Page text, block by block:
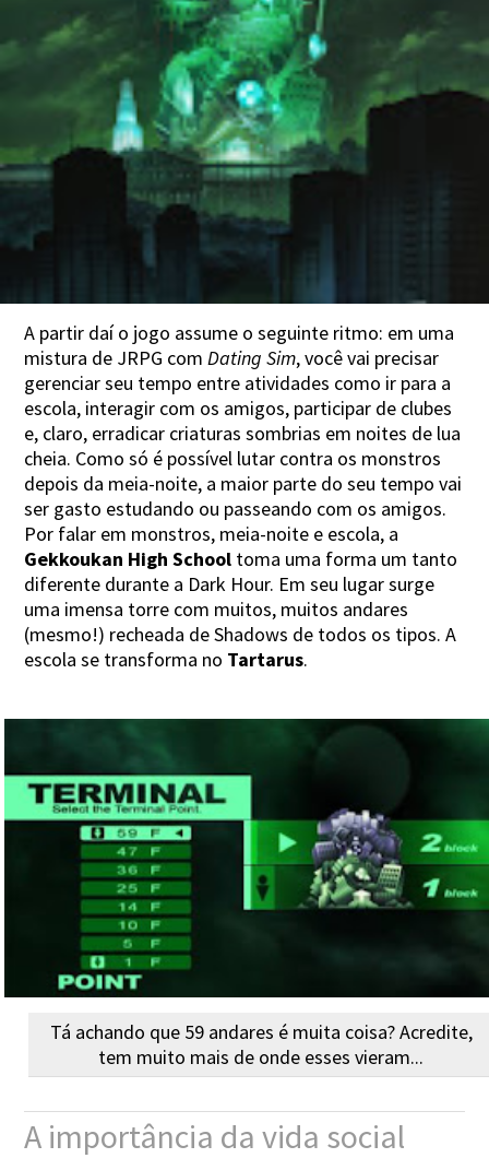
A partir daí o jogo assume o seguinte ritmo: em uma
mistura de JRPG comDating Sim, você vai precisar
gerenciar seu tempo entre atividades como ir para a
escola, interagir com os amigos, participar de clubes
e, claro, erradicar criaturas sombrias em noites de lua
cheia. Como só é possível lutar contra os monstros
depois da meia-noite, a maior parte do seu tempo vai
ser gasto estudando ou passeando com os amigos.
Por falar em monstros, meia-noite e escola, a
Gekkoukan High School toma uma forma um tanto
diferente durante a Dark Hour. Em seu lugar surge
uma imensa torre com muitos, muitos andares
(mesmo!) recheada de Shadows de todos os tipos. A
escola se transforma no Tartarus.
Tá achando que 59 andares é muita coisa? Acredite,
tem muito mais de onde esses vieram...
A importância da vida social